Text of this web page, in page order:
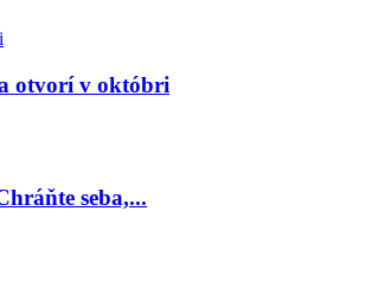
otvorí v októbri
seba,...